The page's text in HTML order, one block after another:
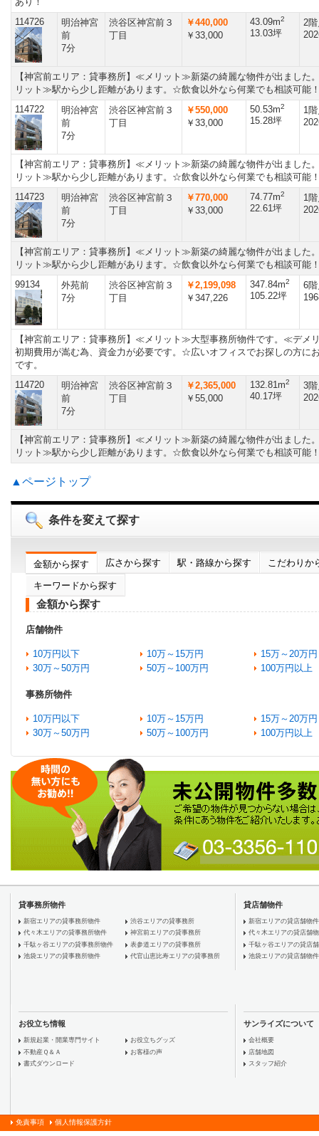
114726
明治神宮
前
7分
渋谷区神宮前３
丁目
￥440,000
￥33,000
43.09m2
13.03坪
2
【神宮前エリア：貸事務所】≪メリット≫新築の綺麗な物件が出ました
リット≫駅から少し距離があります。☆飲食以外なら何業でも相談可能
114722
明治神宮
前
7分
渋谷区神宮前３
丁目
￥550,000
￥33,000
50.53m2
15.28坪
1
【神宮前エリア：貸事務所】≪メリット≫新築の綺麗な物件が出ました
リット≫駅から少し距離があります。☆飲食以外なら何業でも相談可能
114723
明治神宮
前
7分
渋谷区神宮前３
丁目
￥770,000
￥33,000
74.77m2
22.61坪
1
【神宮前エリア：貸事務所】≪メリット≫新築の綺麗な物件が出ました
リット≫駅から少し距離があります。☆飲食以外なら何業でも相談可能
99134
外苑前
7分
渋谷区神宮前３
丁目
￥2,199,098
￥347,226
347.84m2
105.22坪
6
【神宮前エリア：貸事務所】≪メリット≫大型事務所物件です。≪デメ
初期費用が嵩む為、資金力が必要です。☆広いオフィスでお探しの方に
です。
114720
明治神宮
前
7分
渋谷区神宮前３
丁目
￥2,365,000
￥55,000
132.81m2
40.17坪
3
【神宮前エリア：貸事務所】≪メリット≫新築の綺麗な物件が出ました
リット≫駅から少し距離があります。☆飲食以外なら何業でも相談可能
▲ページトップ
条件を変えて探す
金額から探す 広さから探す 駅・路線から探す こだわりか
キーワードから探す
金額から探す
店舗物件
10万円以下 10万～15万円
15万～20万円
30万～50万円
50万～100万円 100万円以上
事務所物件
10万円以下 10万～15万円
15万～20万円
30万～50万円
50万～100万円 100万円以上
貸事務所物件
新宿エリアの貸事務所物件
代々木エリアの貸事務所物件
千駄ヶ谷エリアの貸事務所物件
池袋エリアの貸事務所物件
渋谷エリアの貸事務所
神宮前エリアの貸事務所
表参道エリアの貸事務所
代官山恵比寿エリアの貸事務所
貸店舗物件
新宿エリアの貸店舗物件
代々木エリアの貸店舗
千駄ヶ谷エリアの貸店
池袋エリアの貸店舗物件
お役立ち情報
新規起業・開業専門サイト
不動産Ｑ＆Ａ
書式ダウンロード
お役立ちグッズ
お客様の声
サンライズについて
会社概要
店舗地図
スタッフ紹介
免責事項 個人情報保護方針